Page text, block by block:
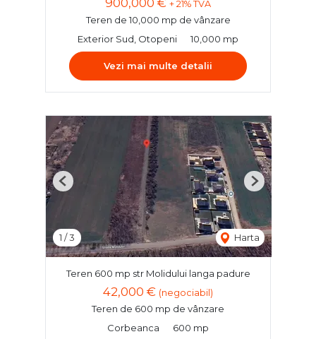
+ 21% TVA
Teren de 10,000 mp de vânzare
Exterior Sud, Otopeni
10,000 mp
Vezi mai multe detalii
1 /3 Harta
Previous Next
Teren 600 mp str Molidului langa padure
42,000 € (negociabil)
Teren de 600 mp de vânzare
Corbeanca
600 mp